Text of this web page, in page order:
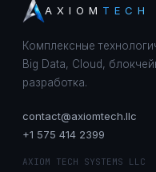
AXIOM TECH
Комплексные
Big Data, Cloud,
разработка.
contact@axiomtech.llc
+1 575 414 2399
AXIOM TECH SYSTEMS LLC